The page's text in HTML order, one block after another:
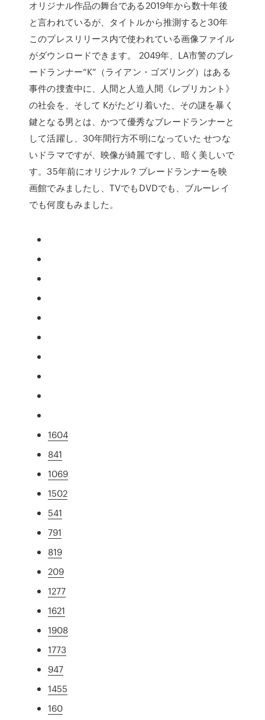
オリジナル作品の舞台である2019年から数十年後
と言われているが、タイトルから推測すると30年
このプレスリリース内で使われている画像ファイル
がダウンロードできます。 2049年、LA市警のブレ
ードランナー“K”（ライアン・ゴズリング）はある
事件の捜査中に、人間と人造人間《レプリカント》
の社会を、そして Kがたどり着いた、その謎を暴く
鍵となる男とは、かつて優秀なブレードランナーと
して活躍し、30年間行方不明になっていた せつな
いドラマですが、映像が綺麗ですし、暗く美しいで
す。35年前にオリジナル？ブレードランナーを映
画館でみましたし、TVでもDVDでも、ブルーレイ
でも何度もみました。
1604
841
1069
1502
541
791
819
209
1277
1621
1908
1773
947
1455
160